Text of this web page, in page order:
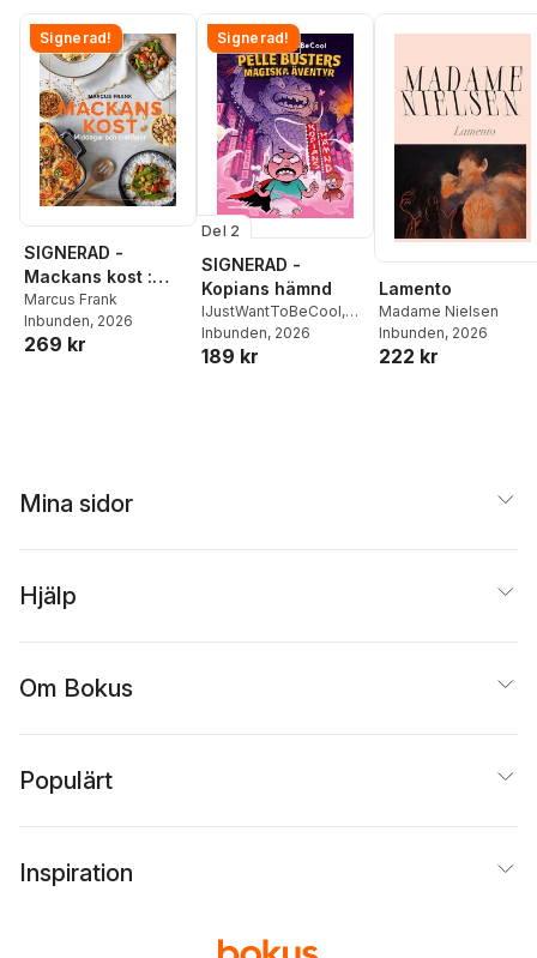
Signerad!
SIGNERAD -
Mackans kost :
Middagar och
matlådor
Marcus Frank
Inbunden, 2026
269 kr
Signerad!
Del 2
SIGNERAD -
Kopians hämnd
IJustWantToBeCool,
Joel Adolphson
Ejdemo Beer
Inbunden, 2026
189 kr
Lamento
Madame Nielsen
Inbunden, 2026
222 kr
Mina sidor
Hjälp
Om Bokus
Populärt
Inspiration